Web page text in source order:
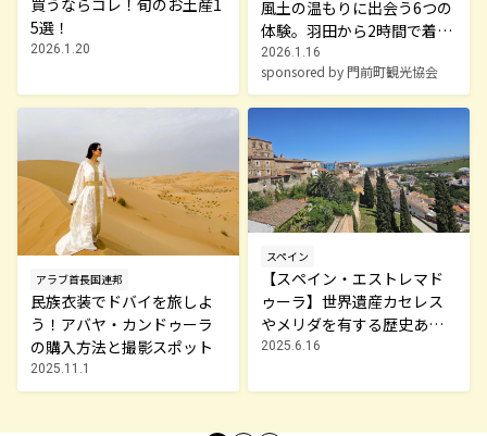
買うならコレ！旬のお土産1
5選！
2026.1.20
風土の温もりに出会う6つの
体験。羽田から2時間で着
く、輪島市門前町の復興の
いまを歩く
2026.1.16
sponsored by 門前町観光協会
アラブ首長国連邦
民族衣装でドバイを旅しよ
う！アバヤ・カンドゥーラ
の購入方法と撮影スポット
2025.11.1
スペイン
【スペイン・エストレマド
ゥーラ】世界遺産カセレス
やメリダを有する歴史ある
町の魅力を紹介
2025.6.16